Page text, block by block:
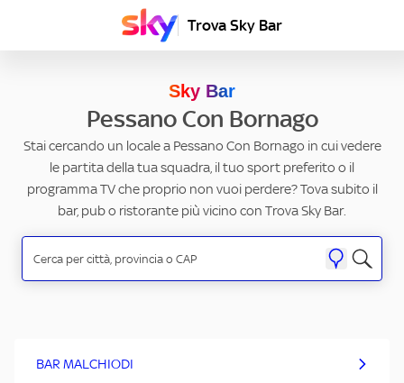
Trova Sky Bar
Sky Bar
Pessano Con Bornago
Stai cercando un locale a Pessano Con Bornago in cui vedere
le partita della tua squadra, il tuo sport preferito o il
programma TV che proprio non vuoi perdere? Tova subito il
bar, pub o ristorante più vicino con Trova Sky Bar.
BAR MALCHIODI